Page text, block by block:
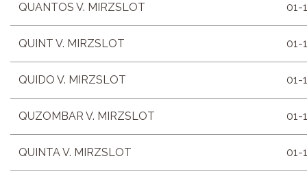
QUANTOS V. MIRZSLOT 01-
QUINT V. MIRZSLOT 01-
QUIDO V. MIRZSLOT 01-
QUZOMBAR V. MIRZSLOT 01-
QUINTA V. MIRZSLOT 01-